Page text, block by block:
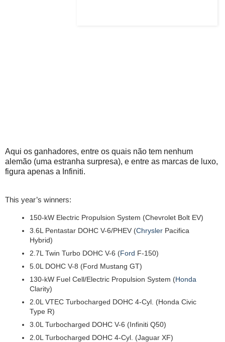
Aqui os ganhadores, entre os quais não tem nenhum
alemão (uma estranha surpresa), e entre as marcas de luxo,
figura apenas a Infiniti.
This year’s winners:
150-kW Electric Propulsion System (Chevrolet Bolt EV)
3.6L Pentastar DOHC V-6/PHEV (Chrysler Pacifica
Hybrid)
2.7L Twin Turbo DOHC V-6 (Ford F-150)
5.0L DOHC V-8 (Ford Mustang GT)
130-kW Fuel Cell/Electric Propulsion System (Honda
Clarity)
2.0L VTEC Turbocharged DOHC 4-Cyl. (Honda Civic
Type R)
3.0L Turbocharged DOHC V-6 (Infiniti Q50)
2.0L Turbocharged DOHC 4-Cyl. (Jaguar XF)